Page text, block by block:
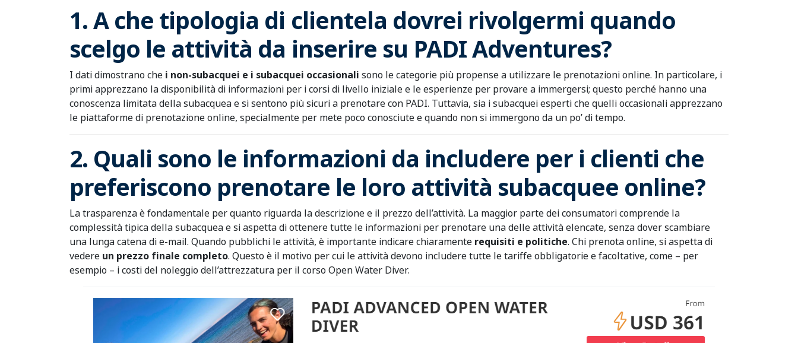
1. A che tipologia di clientela dovrei rivolgermi quando
scelgo le attività da inserire su PADI Adventures?
I dati dimostrano che i non-subacquei e i subacquei occasionali sono le categorie più propense a utilizzare le prenotazioni online. In particolare, i
primi apprezzano la disponibilità di informazioni per i corsi di livello iniziale e le esperienze per provare a immergersi; questo perché hanno una
conoscenza limitata della subacquea e si sentono più sicuri a prenotare con PADI. Tuttavia, sia i subacquei esperti che quelli occasionali apprezzano
le piattaforme di prenotazione online, specialmente per mete poco conosciute e quando non si immergono da un po’ di tempo.
2. Quali sono le informazioni da includere per i clienti che
preferiscono prenotare le loro attività subacquee online?
La trasparenza è fondamentale per quanto riguarda la descrizione e il prezzo dell’attività. La maggior parte dei consumatori comprende la
complessità tipica della subacquea e si aspetta di ottenere tutte le informazioni per prenotare una delle attività elencate, senza dover scambiare
una lunga catena di e-mail. Quando pubblichi le attività, è importante indicare chiaramente requisiti e politiche. Chi prenota online, si aspetta di
vedere un prezzo finale completo. Questo è il motivo per cui le attività devono includere tutte le tariffe obbligatorie e facoltative, come – per
esempio – i costi del noleggio dell’attrezzatura per il corso Open Water Diver.